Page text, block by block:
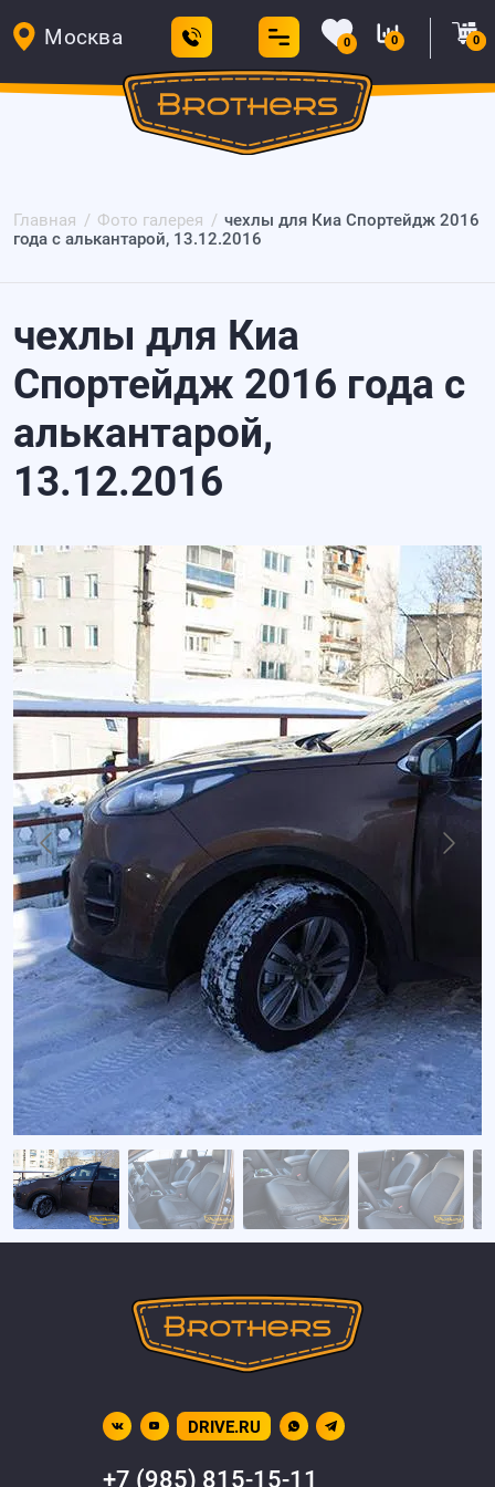
Москва 0 0 0
Главная Фото галерея
чехлы для Киа Спортейдж 2016
года с алькантарой, 13.12.2016
чехлы для Киа
Спортейдж 2016 года с
алькантарой,
13.12.2016
DRIVE.RU
+7 (985) 815-15-11